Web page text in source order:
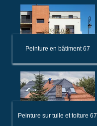
Peinture en bâtiment 67
Peinture sur tuile et toiture 67